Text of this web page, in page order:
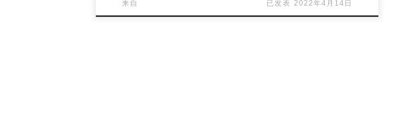
来自 已发表 2022年4月14日